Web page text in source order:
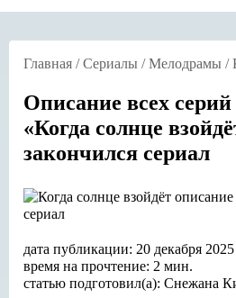
Главная /Сериалы /Мелодрамы /
Описание всех серий
«Когда солнце
закончился сериал
дата публикации: 20 декабря 2025
время на прочтение: 2 мин.
статью подготовил(а): Снежана